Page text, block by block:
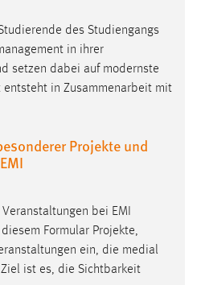
des Studiengangs
in ihrer
setzen dabei auf modernste
entsteht in Zusammenarbeit mit
Projekte und
bei EMI
Formular Projekte,
ein, die medial
ist es, die Sichtbarkeit
Informationen anonym.
uns zu verstehen, wie
_pk_ses